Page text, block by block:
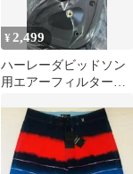
¥ 2,499
ハーレーダビッドソン
用エアーフィルター